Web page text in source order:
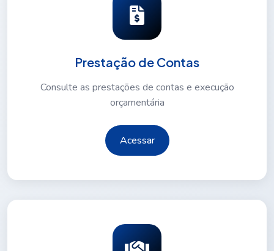
Prestação de Contas
Consulte as prestações de contas e execução
orçamentária
Acessar